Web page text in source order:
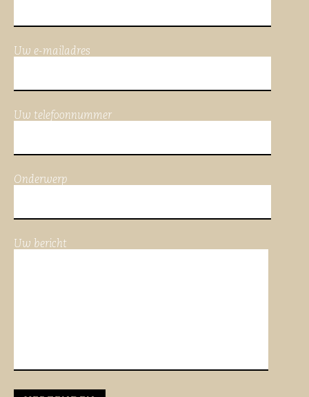
Uw e-mailadres
Uw telefoonnummer
Onderwerp
Uw bericht